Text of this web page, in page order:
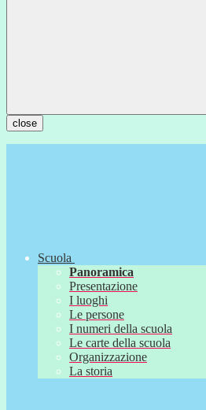
close
Scuola
Panoramica
Presentazione
I luoghi
Le persone
I numeri della scuola
Le carte della scuola
Organizzazione
La storia